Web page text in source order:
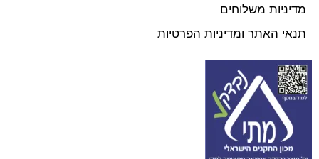
מדיניות משלוחים
תנאי האתר ומדיניות הפרטיות